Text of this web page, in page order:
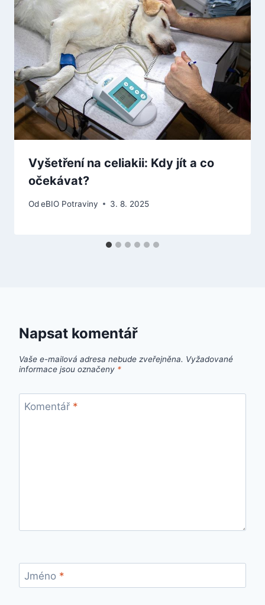
Vyšetření na celiakii: Kdy jít a co
očekávat?
OdeBIO Potraviny 3. 8. 2025
Napsat komentář
Vaše e-mailová adresa nebude zveřejněna. Vyžadované
informace jsou označeny *
Komentář *
Jméno *